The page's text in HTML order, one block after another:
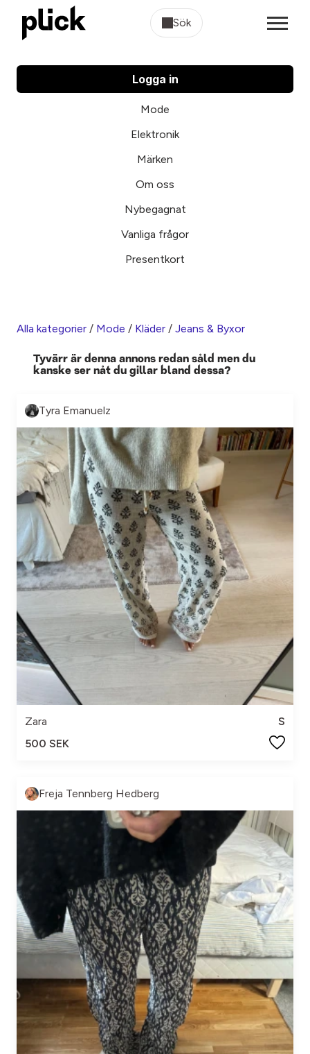
Sök
Logga in
Mode
Elektronik
Märken
Om oss
Nybegagnat
Vanliga frågor
Presentkort
Alla kategorier / Mode / Kläder / Jeans & Byxor
Tyvärr är denna annons redan såld men du
kanske ser nåt du gillar bland dessa?
Tyra Emanuelz
Zara
S
500 SEK
Freja Tennberg Hedberg